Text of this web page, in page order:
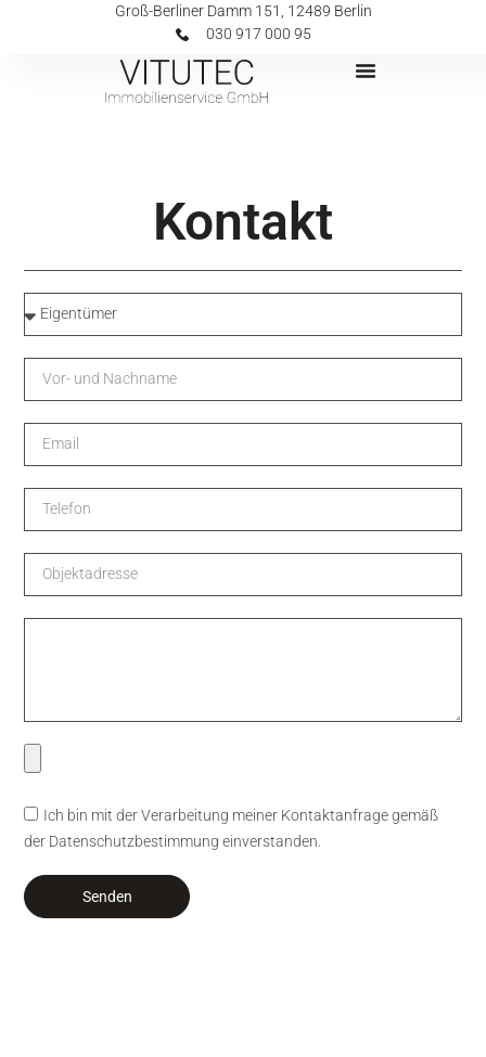
Groß-Berliner Damm 151, 12489 Berlin
030 917 000 95
Kontakt
Ich bin mit der Verarbeitung meiner Kontaktanfrage gemäß
der Datenschutzbestimmung einverstanden.
Senden